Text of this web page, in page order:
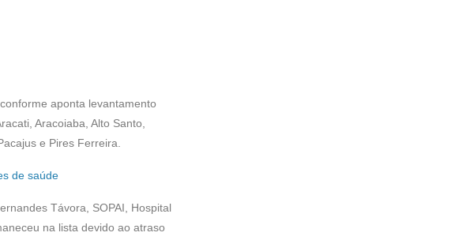
aponta levantamento
Aracoiaba, Alto Santo,
e Pires Ferreira.
de saúde
Távora, SOPAI, Hospital
na lista devido ao atraso